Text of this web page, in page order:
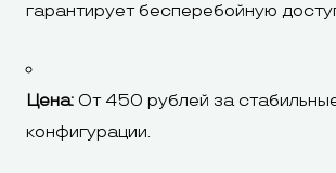
гарантирует бесперебойную
Цена: От 450 рублей за
конфигурации.